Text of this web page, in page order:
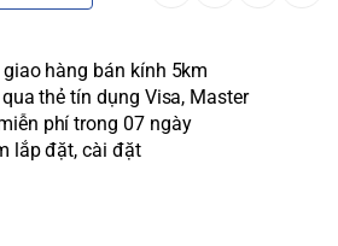
hàng bán kính 5km
thẻ tín dụng Visa, Master
phí trong 07 ngày
lắp đặt, cài đặt